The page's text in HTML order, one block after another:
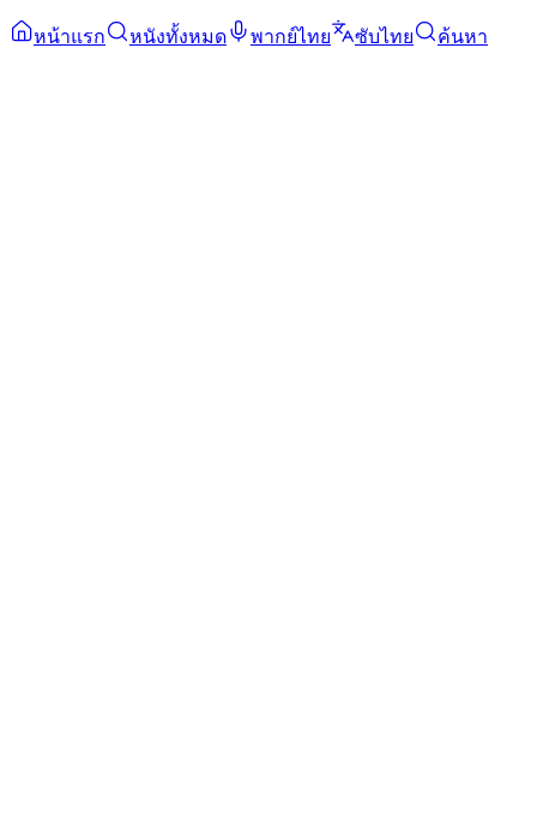
หน้าแรก หนังทั้งหมด พากย์ไทย ซับไทย ค้นหา